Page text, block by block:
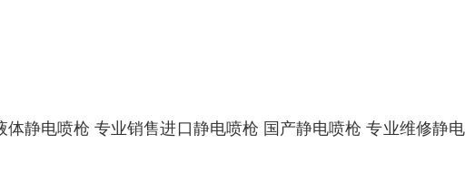
静电喷枪 专业销售进口静电喷枪 国产静电喷枪 专业维修静